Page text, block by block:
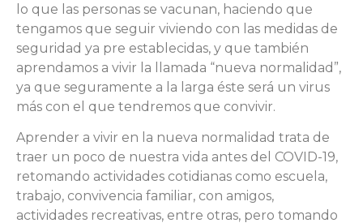
lo que las personas se vacunan, haciendo que
tengamos que seguir viviendo con las medidas de
seguridad ya pre establecidas, y que también
aprendamos a vivir la llamada “nueva normalidad”,
ya que seguramente a la larga éste será un virus
más con el que tendremos que convivir.
Aprender a vivir en la nueva normalidad trata de
traer un poco de nuestra vida antes del COVID-19,
retomando actividades cotidianas como escuela,
trabajo, convivencia familiar, con amigos,
actividades recreativas, entre otras, pero tomando